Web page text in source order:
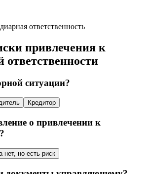
ответственность
привлечения к
ответственности
ситуации?
Кредитор
о привлечении к
нет, но есть риск